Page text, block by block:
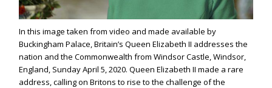
In this image taken from video and made available by
Buckingham Palace, Britain’s Queen Elizabeth II addresses the
nation and the Commonwealth from Windsor Castle, Windsor,
England, Sunday April 5, 2020. Queen Elizabeth II made a rare
address, calling on Britons to rise to the challenge of the